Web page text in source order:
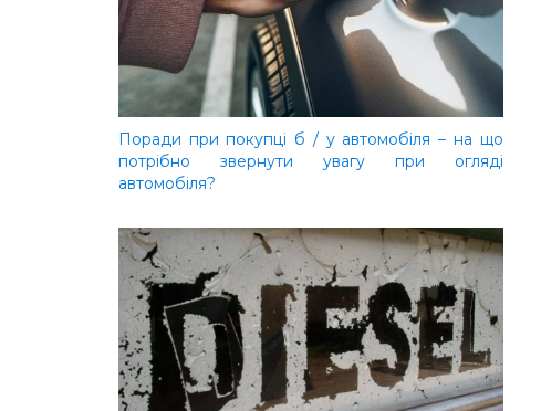
Поради при покупці б / у автомобіля – на що
потрібно звернути увагу при огляді
автомобіля?